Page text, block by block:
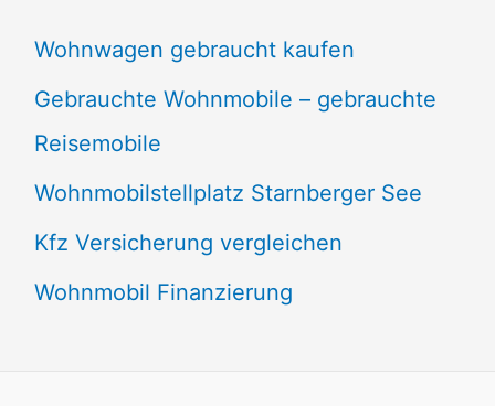
Wohnwagen gebraucht kaufen
Gebrauchte Wohnmobile – gebrauchte
Reisemobile
Wohnmobilstellplatz Starnberger See
Kfz Versicherung vergleichen
Wohnmobil Finanzierung